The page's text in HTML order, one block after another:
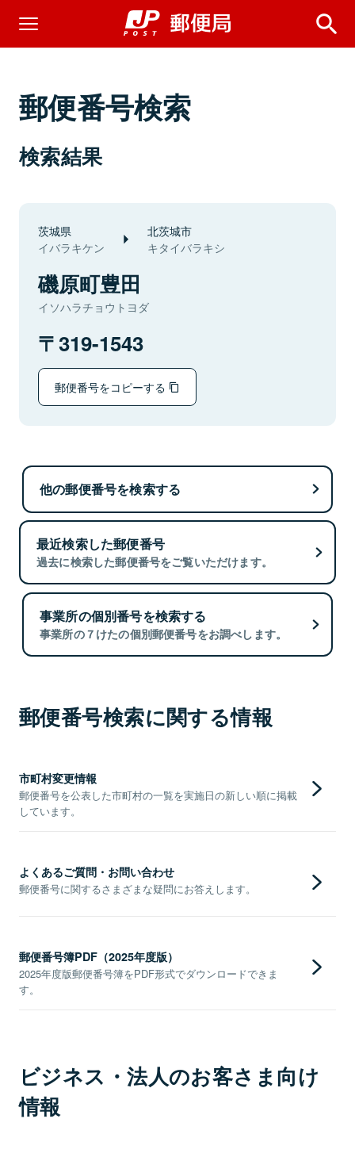
郵便番号検索
検索結果
茨城県
イバラキケン
北茨城市
キタイバラキシ
磯原町豊田
イソハラチョウトヨダ
319-1543
郵便番号をコピーする
他の郵便番号を検索する
最近検索した郵便番号
過去に検索した郵便番号をご覧いただけます。
事業所の個別番号を検索する
事業所の７けたの個別郵便番号をお調べします。
郵便番号検索に関する情報
市町村変更情報
郵便番号を公表した市町村の一覧を実施日の新しい順に掲載
しています。
よくあるご質問・お問い合わせ
郵便番号に関するさまざまな疑問にお答えします。
郵便番号簿PDF（2025年度版）
2025年度版郵便番号簿をPDF形式でダウンロードできま
す。
ビジネス・法人のお客さま向け
情報